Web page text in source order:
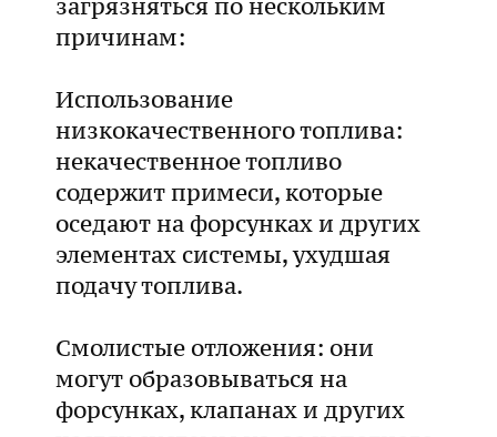
загрязняться по нескольким
причинам:
Использование
низкокачественного топлива:
некачественное топливо
содержит примеси, которые
оседают на форсунках и других
элементах системы, ухудшая
подачу топлива.
Смолистые отложения: они
могут образовываться на
форсунках, клапанах и других